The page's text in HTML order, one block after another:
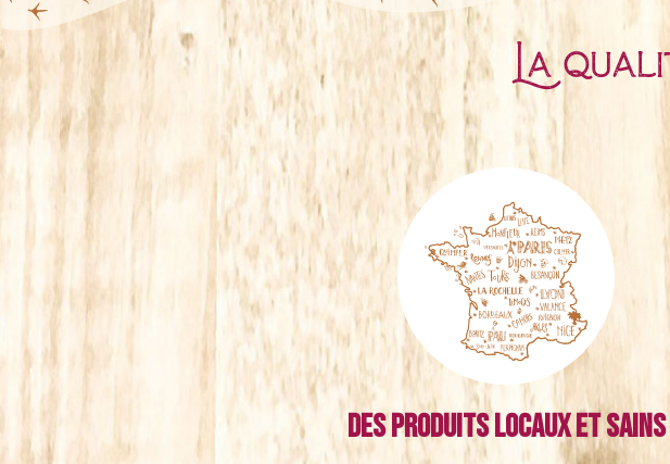
La
Des produits locaux et sains